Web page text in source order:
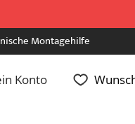
Montagehilfe
Konto